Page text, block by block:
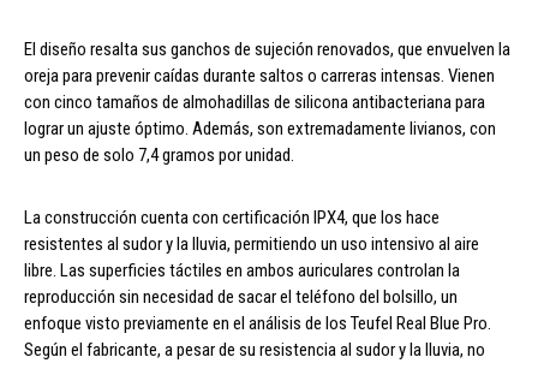
El diseño resalta sus ganchos de sujeción renovados, que envuelven la
oreja para prevenir caídas durante saltos o carreras intensas. Vienen
con cinco tamaños de almohadillas de silicona antibacteriana para
lograr un ajuste óptimo. Además, son extremadamente livianos, con
un peso de solo 7,4 gramos por unidad.
La construcción cuenta con certificación IPX4, que los hace
resistentes al sudor y la lluvia, permitiendo un uso intensivo al aire
libre. Las superficies táctiles en ambos auriculares controlan la
reproducción sin necesidad de sacar el teléfono del bolsillo, un
enfoque visto previamente en el análisis de los Teufel Real Blue Pro.
Según el fabricante, a pesar de su resistencia al sudor y la lluvia, no